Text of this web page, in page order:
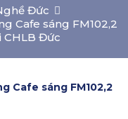
Đức
Cafe sáng FM102,2
CHLB Đức